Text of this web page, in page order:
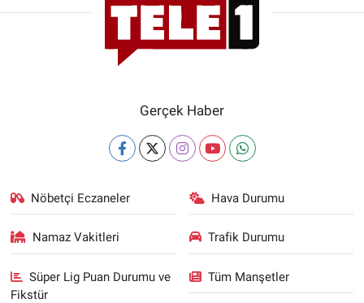
Gerçek Haber
Nöbetçi Eczaneler Hava Durumu
Namaz Vakitleri Trafik Durumu
Süper Lig Puan Durumu ve
Fikstür
Tüm Manşetler